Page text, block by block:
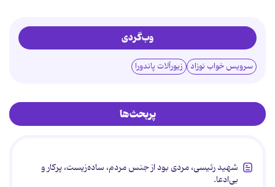
وب‌گردی
سرویس خواب نوزاد زیورآلات پاندورا
پربحث‌ها
شهید رئیسی، مردی بود از جنس مردم، ساده‌زیست، پرکار و
بی‌ادعا.